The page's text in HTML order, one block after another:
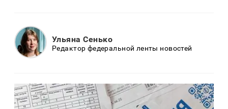
Ульяна Сенько
Редактор федеральной ленты новостей